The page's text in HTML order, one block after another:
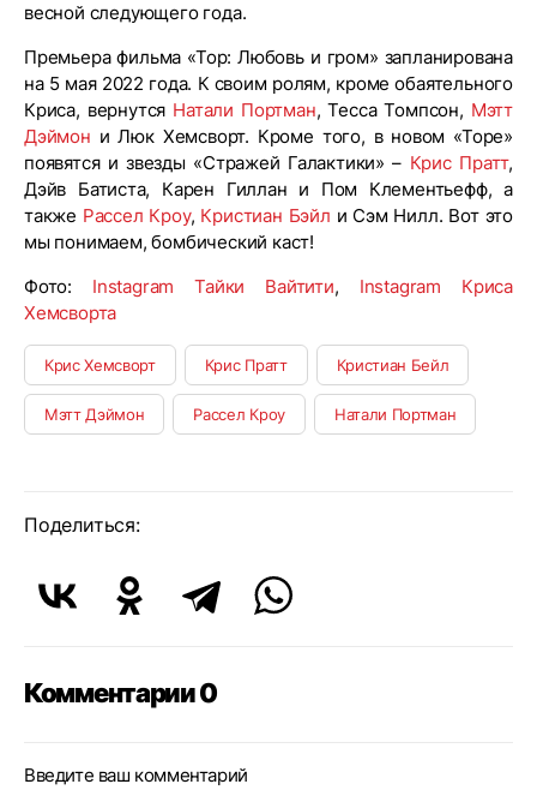
весной следующего года.
Премьера фильма «Тор: Любовь и гром» запланирована
на 5 мая 2022 года. К своим ролям, кроме обаятельного
Криса, вернутся Натали Портман, Тесса Томпсон, Мэтт
Дэймон и Люк Хемсворт. Кроме того, в новом «Торе»
появятся и звезды «Стражей Галактики» – Крис Пратт,
Дэйв Батиста, Карен Гиллан и Пом Клементьефф, а
также Рассел Кроу, Кристиан Бэйл и Сэм Нилл. Вот это
мы понимаем, бомбический каст!
Фото: Instagram Тайки Вайтити, Instagram Криса
Хемсворта
Крис Хемсворт Крис Пратт Кристиан Бейл
Мэтт Дэймон Рассел Кроу Натали Портман
Поделиться:
Комментарии 0
Введите ваш комментарий